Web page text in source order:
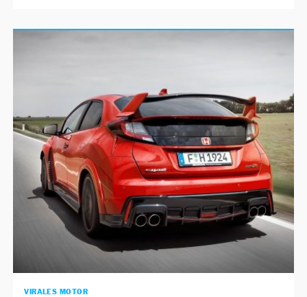
VIRALES MOTOR